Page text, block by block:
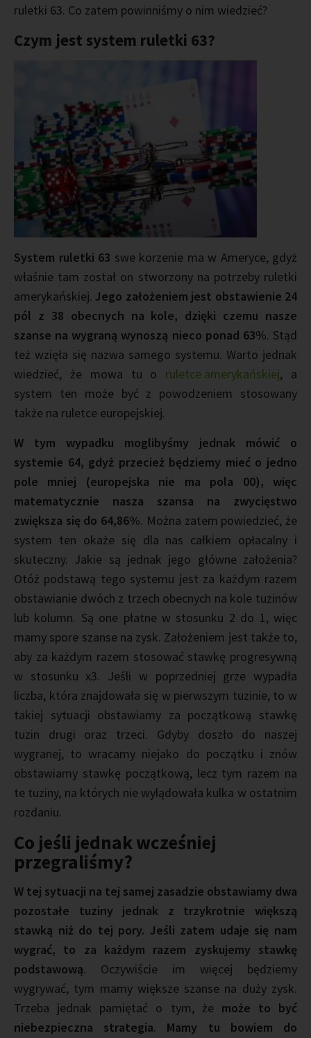
ruletki 63. Co zatem powinniśmy o nim wiedzieć?
Czym jest system ruletki 63?
System ruletki 63 swe korzenie ma w Ameryce, gdyż
właśnie tam został on stworzony na potrzeby ruletki
amerykańskiej.Jego założeniem jest obstawienie 24
pól z 38 obecnych na kole, dzięki czemu nasze
szanse na wygraną wynoszą nieco ponad 63%. Stąd
też wzięła się nazwa samego systemu. Warto jednak
wiedzieć, że mowa tu o ruletce amerykańskiej, a
system ten może być z powodzeniem stosowany
także na ruletce europejskiej.
W tym wypadku moglibyśmy jednak mówić o
systemie 64, gdyż przecież będziemy mieć o jedno
pole mniej (europejska nie ma pola 00), więc
matematycznie nasza szansa na zwycięstwo
zwiększa się do 64,86%. Można zatem powiedzieć, że
system ten okaże się dla nas całkiem opłacalny i
skuteczny. Jakie są jednak jego główne założenia?
Otóż podstawą tego systemu jest za każdym razem
obstawianie dwóch z trzech obecnych na kole tuzinów
lub kolumn. Są one płatne w stosunku 2 do 1, więc
mamy spore szanse na zysk. Założeniem jest także to,
aby za każdym razem stosować stawkę progresywną
w stosunku x3. Jeśli w poprzedniej grze wypadła
liczba, która znajdowała się w pierwszym tuzinie, to w
takiej sytuacji obstawiamy za początkową stawkę
tuzin drugi oraz trzeci. Gdyby doszło do naszej
wygranej, to wracamy niejako do początku i znów
obstawiamy stawkę początkową, lecz tym razem na
te tuziny, na których nie wylądowała kulka w ostatnim
rozdaniu.
Co jeśli jednak wcześniej
przegraliśmy?
W tej sytuacji na tej samej zasadzie obstawiamy dwa
pozostałe tuziny jednak z trzykrotnie większą
stawką niż do tej pory. Jeśli zatem udaje się nam
wygrać, to za każdym razem zyskujemy stawkę
podstawową. Oczywiście im więcej będziemy
wygrywać, tym mamy większe szanse na duży zysk.
Trzeba jednak pamiętać o tym, że może to być
niebezpieczna strategia. Mamy tu bowiem do